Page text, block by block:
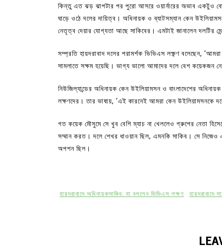
কিন্তু এত ঝড় ঝাপটার পর পুরো আসরে ওয়ার্নারের অভাব একটুও বোধ
ঘাড়ে ওঠে দলের দায়িত্ব। অধিনায়ক ও ব্যাটসম্যান কেন
নেতৃত্ব দেয়ার যোগ্যতা আছে সাকিবের। এমটাই জানালেন দলটির
সম্প্রতি হায়দরাবাদ দলের পরামর্শক ভিভিএস লক্ষ্ণণ বলেছেন,
সামলাতে সক্ষম হয়েছি। ভাগ্য ভালো আমাদের দলে বেশ কয়েকজন
নিউজিল্যান্ডের অধিনায়ক কেন উইলিয়ামসন ও বাংলাদেশের
লক্ষণদের। তার ভাষায়, ‘এই কারনেই আমরা কেন উইলিয়ামসনকে
গত কয়েক মৌসুমে সে খুব বেশি ম্যাচ না খেললেও গ্রুপের নেতা
সম্মান করত। দলে শেখর ধাওয়ান ছিল, এমনকি সাকিব। সে
অপশন ছিল।
হায়দরাবাদে অধিনায়কসাকিব: যা বললেন ভিভিএস লক্ষণ হায়দরাবাদে
কুমিল্লা প্রেস ক্লাবের নির্বাচন
July 30, 2026 0 3 words